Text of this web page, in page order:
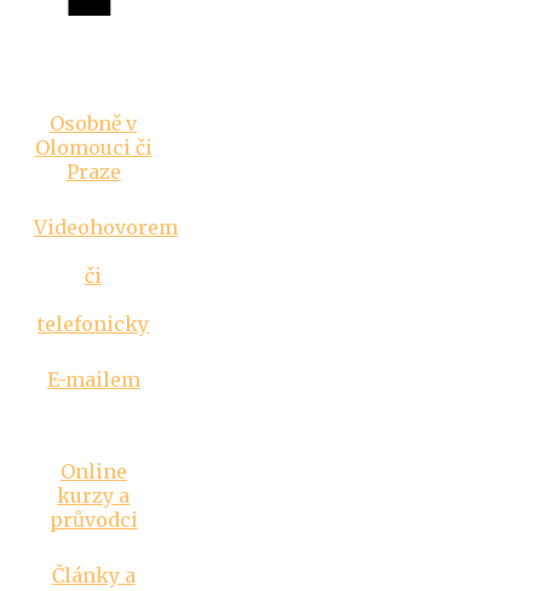
Osobně v
Olomouci či
Praze
Videohovorem
či
telefonicky
E-mailem
Online
kurzy a
průvodci
Články a